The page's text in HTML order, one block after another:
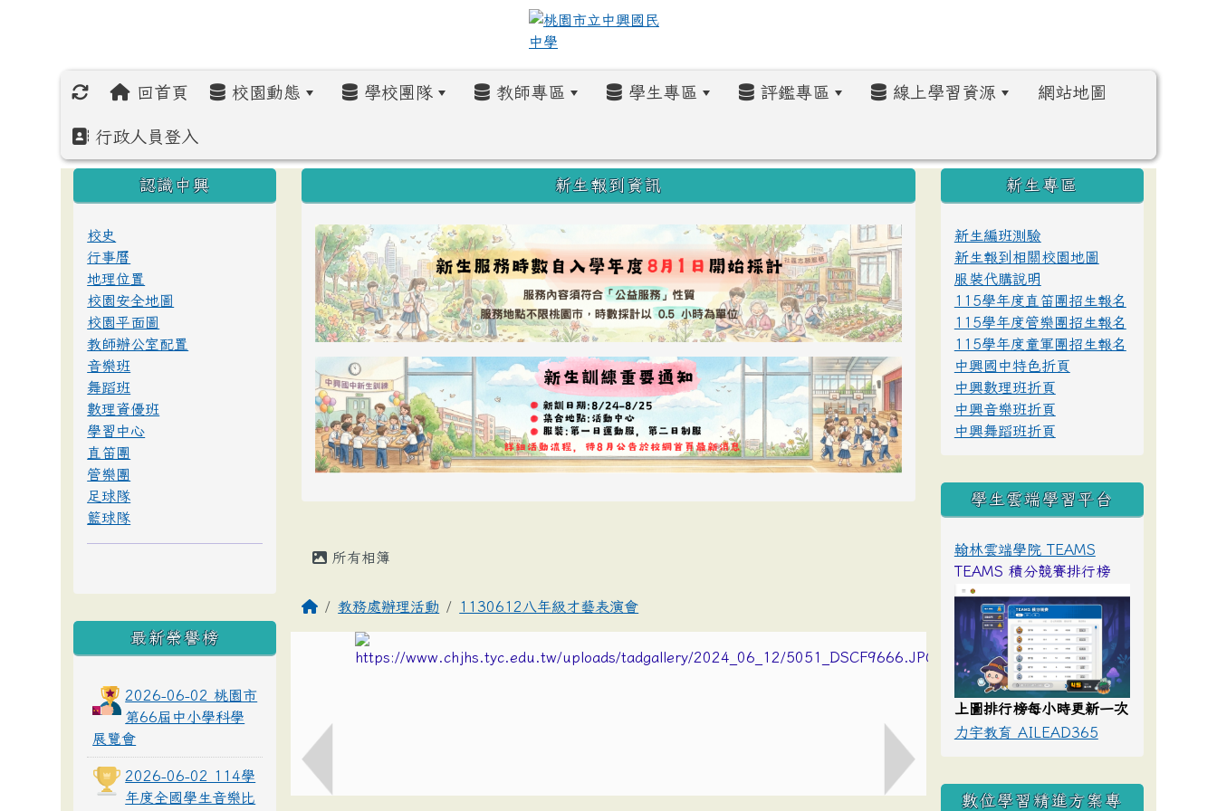
回首頁 校園動態 學校團隊 教師專區 學生專區 評鑑專區 線上學習資源 網站地圖
行政人員登入
:::
新生報到資訊
所有相簿
教務處辦理活動 1130612八年級才藝表演會
:::
認識中興
校史
行事曆
地理位置
校園安全地圖
校園平面圖
教師辦公室配置
音樂班
舞蹈班
數理資優班
學習中心
直笛團
管樂團
足球隊
籃球隊
最新榮譽榜
2026-06-02 桃園市
第66屆中小學科學
展覽會
2026-06-02 114學
年度全國學生音樂比
:::
新生專區
新生編班測驗
新生報到相關校園地圖
服裝代購說明
115學年度直笛團招生報名
115學年度管樂團招生報名
115學年度童軍團招生報名
中興國中特色折頁
中興數理班折頁
中興音樂班折頁
中興舞蹈班折頁
學生雲端學習平台
翰林雲端學院 TEAMS
TEAMS 積分競賽排行榜
上圖排行榜每小時更新一次
力宇教育 AILEAD365
數位學習精進方案專